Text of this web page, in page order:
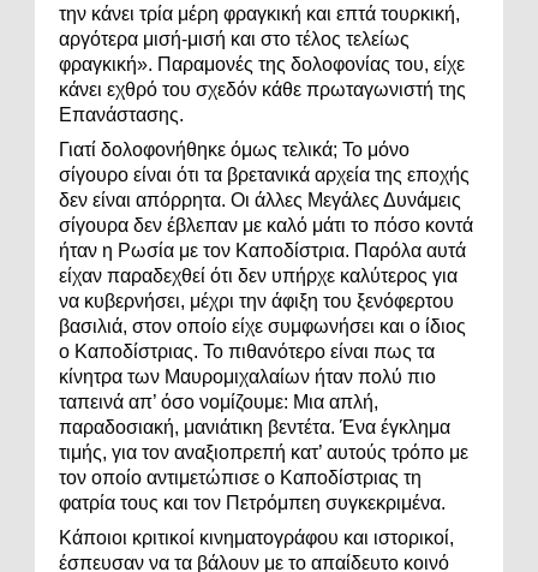
την κάνει τρία μέρη φραγκική και επτά τουρκική,
αργότερα μισή-μισή και στο τέλος τελείως
φραγκική». Παραμονές της δολοφονίας του, είχε
κάνει εχθρό του σχεδόν κάθε πρωταγωνιστή της
Επανάστασης.
Γιατί δολοφονήθηκε όμως τελικά; Το μόνο
σίγουρο είναι ότι τα βρετανικά αρχεία της εποχής
δεν είναι απόρρητα. Οι άλλες Μεγάλες Δυνάμεις
σίγουρα δεν έβλεπαν με καλό μάτι το πόσο κοντά
ήταν η Ρωσία με τον Καποδίστρια. Παρόλα αυτά
είχαν παραδεχθεί ότι δεν υπήρχε καλύτερος για
να κυβερνήσει, μέχρι την άφιξη του ξενόφερτου
βασιλιά, στον οποίο είχε συμφωνήσει και ο ίδιος
ο Καποδίστριας. Το πιθανότερο είναι πως τα
κίνητρα των Μαυρομιχαλαίων ήταν πολύ πιο
ταπεινά απ’ όσο νομίζουμε: Μια απλή,
παραδοσιακή, μανιάτικη βεντέτα. Ένα έγκλημα
τιμής, για τον αναξιοπρεπή κατ’ αυτούς τρόπο με
τον οποίο αντιμετώπισε ο Καποδίστριας τη
φατρία τους και τον Πετρόμπεη συγκεκριμένα.
Κάποιοι κριτικοί κινηματογράφου και ιστορικοί,
έσπευσαν να τα βάλουν με το απαίδευτο κοινό